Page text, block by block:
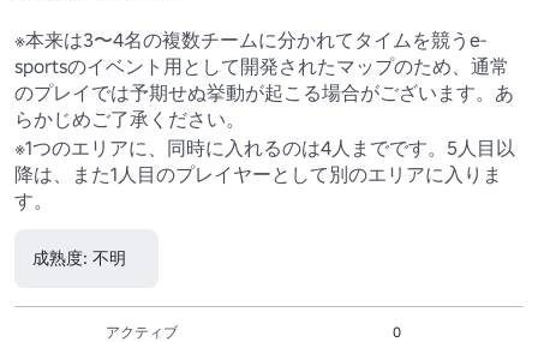
※本来は3〜4名の複数チームに分かれてタイムを競うe-
sportsのイベント用として開発されたマップのため、通常
のプレイでは予期せぬ挙動が起こる場合がございます。あ
らかじめご了承ください。
※1つのエリアに、同時に入れるのは4人までです。5人目以
降は、また1人目のプレイヤーとして別のエリアに入りま
成熟度: 不明
アクティブ
0